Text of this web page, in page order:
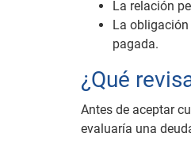
La relación
La
pagada.
¿Qué
Antes de aceptar
evaluaría una